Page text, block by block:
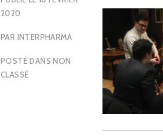
2020
PAR INTERPHARMA
POSTÉ DANSNON
CLASSÉ